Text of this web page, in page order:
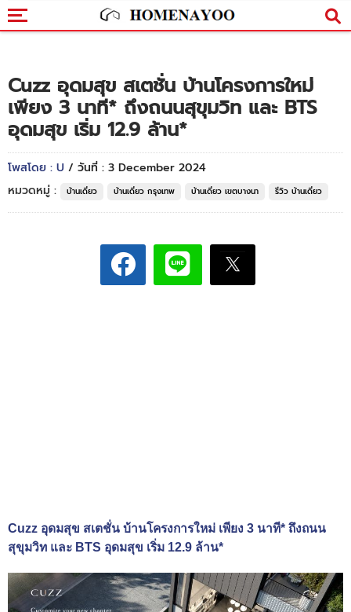
Cuzz อุดมสุข สเตชั่น บ้านโครงการใหม่
เพียง 3 นาที* ถึงถนนสุขุมวิท และ BTS
อุดมสุข เริ่ม 12.9 ล้าน*
โพสโดย : U / วันที่ : 3 December 2024
หมวดหมู่ :
บ้านเดี่ยว บ้านเดี่ยว กรุงเทพ บ้านเดี่ยว เขตบางนา รีวิว บ้านเดี่ยว
Cuzz อุดมสุข สเตชั่น บ้านโครงการใหม่ เพียง 3 นาที* ถึงถนน
สุขุมวิท และ BTS อุดมสุข เริ่ม 12.9 ล้าน*